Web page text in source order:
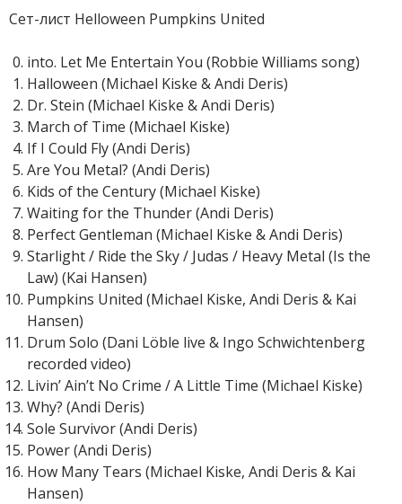
Сет-лист Helloween Pumpkins United
into. Let Me Entertain You (Robbie Williams song)
Halloween (Michael Kiske & Andi Deris)
Dr. Stein (Michael Kiske & Andi Deris)
March of Time (Michael Kiske)
If I Could Fly (Andi Deris)
Are You Metal? (Andi Deris)
Kids of the Century (Michael Kiske)
Waiting for the Thunder (Andi Deris)
Perfect Gentleman (Michael Kiske & Andi Deris)
Starlight / Ride the Sky / Judas / Heavy Metal (Is the
Law) (Kai Hansen)
Pumpkins United (Michael Kiske, Andi Deris & Kai
Hansen)
Drum Solo (Dani Löble live & Ingo Schwichtenberg
recorded video)
Livin’ Ain’t No Crime / A Little Time (Michael Kiske)
Why? (Andi Deris)
Sole Survivor (Andi Deris)
Power (Andi Deris)
How Many Tears (Michael Kiske, Andi Deris & Kai
Hansen)